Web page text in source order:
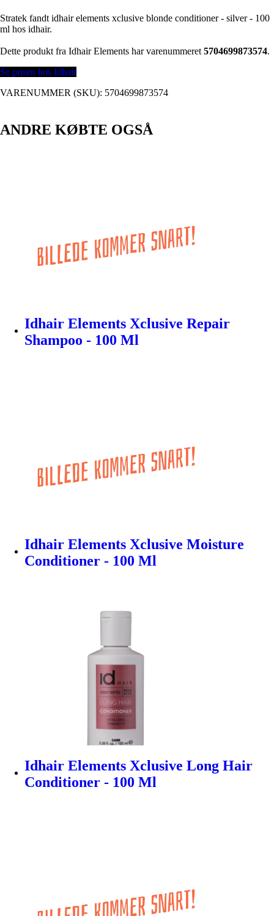
Stratek fandt idhair elements xclusive blonde conditioner - silver - 100
ml hos idhair.
Dette produkt fra Idhair Elements har varenummeret 5704699873574.
Se prisen hos Idhair
VARENUMMER (SKU): 5704699873574
ANDRE KØBTE OGSÅ
Idhair Elements Xclusive Repair
Shampoo - 100 Ml
Idhair Elements Xclusive Moisture
Conditioner - 100 Ml
Idhair Elements Xclusive Long Hair
Conditioner - 100 Ml